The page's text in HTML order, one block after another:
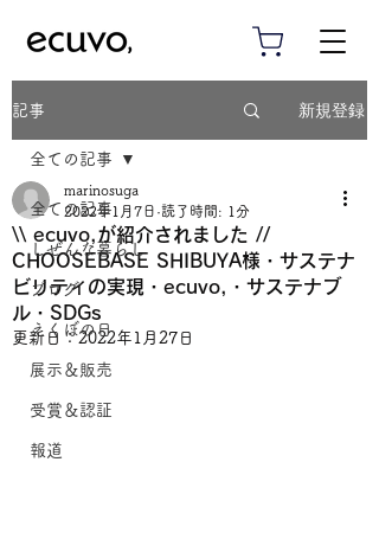
記事 新規登録
全ての記事
しぜんな暮らし
ブログ
えくぼの日
展示＆販売
受賞＆認証
報道
全ての記事
\\ ecuvo,が紹介されました //
CHOOSEBASE SHIBUYA様・サステナ
ビリティの実現・ecuvo,・サステナブ
ル・SDGs
marinosuga
2022年1月7日 読了時間: 1分
更新日：2022年1月27日